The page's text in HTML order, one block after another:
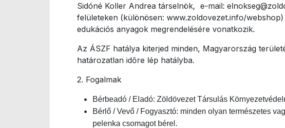
Sidóné Koller Andrea társelnök, e-mail:
felületeken (különösen: www.zoldovezet.info/
edukációs anyagok megrendelésére vonatkozik.
Az ÁSZF hatálya kiterjed minden, Magyarország
határozatlan időre lép hatályba.
2. Fogalmak
Bérbeadó / Eladó: Zöldövezet Társulás
Bérlő / Vevő / Fogyasztó: minden olyan természetes
pelenka csomagot bérel.